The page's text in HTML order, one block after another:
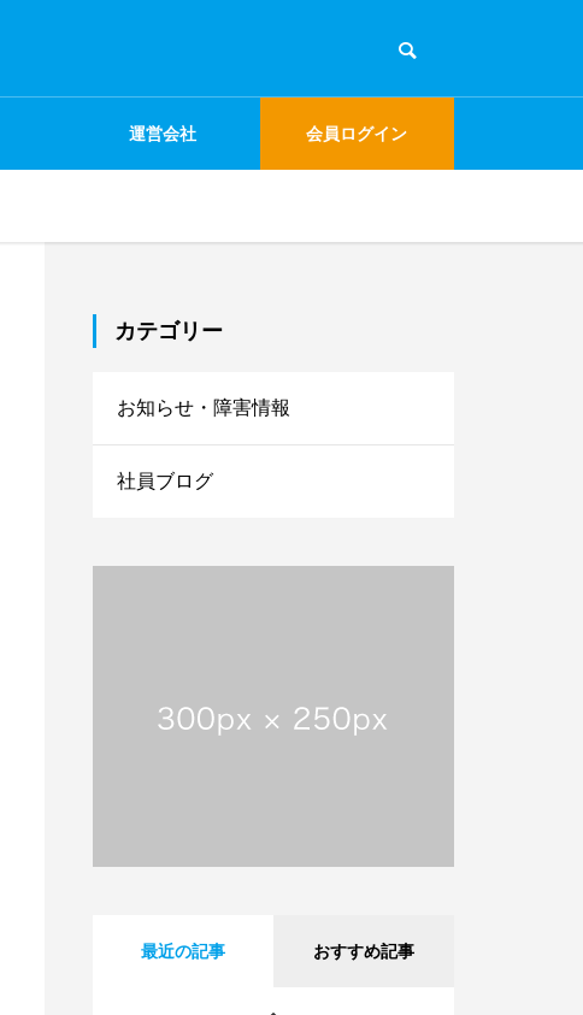
運営会社 会員ログイン
カテゴリー
お知らせ・障害情報
社員ブログ
最近の記事 おすすめ記事
【祝・創業25周年】沖縄
タイムスに掲載されまし
備工事のお知らせ
【動画で解説】Outlook